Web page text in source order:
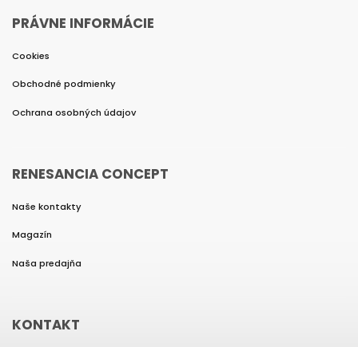
PRÁVNE INFORMÁCIE
Cookies
Obchodné podmienky
Ochrana osobných údajov
RENESANCIA CONCEPT
Naše kontakty
Magazín
Naša predajňa
KONTAKT